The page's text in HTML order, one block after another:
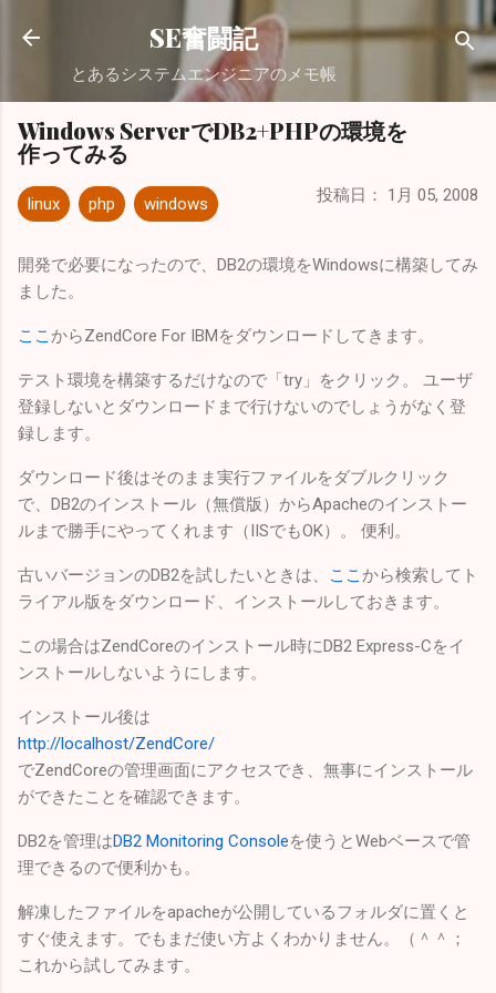
スキップしてメイン コンテンツに移動
SE奮闘記
とあるシステムエンジニアのメモ帳
Windows ServerでDB2+PHPの環境を
作ってみる
linux php windows 投稿日： 1月 05, 2008
開発で必要になったので、DB2の環境をWindowsに構築してみ
ました。
ここ からZendCore For IBMをダウンロードしてきます。
テスト環境を構築するだけなので「try」をクリック。 ユーザ
登録しないとダウンロードまで行けないのでしょうがなく登
録します。
ダウンロード後はそのまま実行ファイルをダブルクリック
で、DB2のインストール（無償版）からApacheのインストー
ルまで勝手にやってくれます（IISでもOK）。 便利。
古いバージョンのDB2を試したいときは、 ここ から検索してト
ライアル版をダウンロード、インストールしておきます。
この場合はZendCoreのインストール時にDB2 Express-Cをイ
ンストールしないようにします。
インストール後は
http://localhost/ZendCore/
でZendCoreの管理画面にアクセスでき、無事にインストール
ができたことを確認できます。
DB2を管理はDB2 Monitoring Consoleを使うとWebベースで管
理できるので便利かも。
解凍したファイルをapacheが公開しているフォルダに置くと
すぐ使えます。でもまだ使い方よくわかりません。（＾＾；
これから試してみます。